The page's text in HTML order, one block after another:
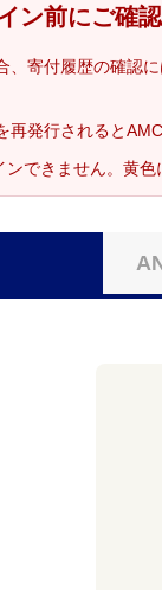
ン前にご確
寄付履歴の確認
発行されると
できません。黄色